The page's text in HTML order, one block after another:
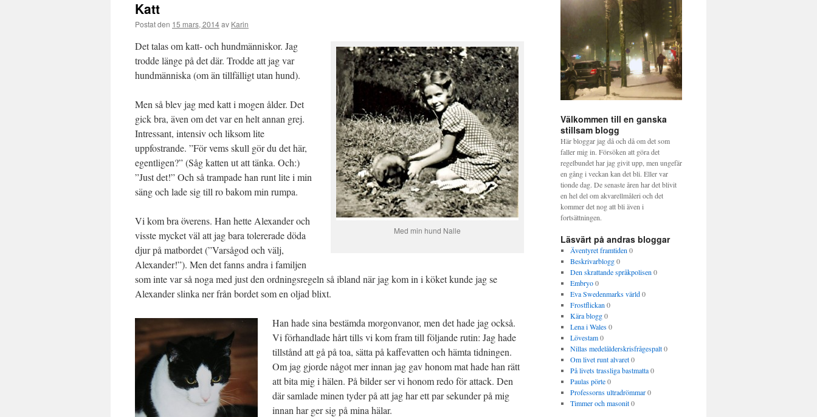
Katt
Postat den 15 mars, 2014av Karin
Med min hund Nalle
Det talas om katt- och hundmänniskor. Jag
trodde länge på det där. Trodde att jag var
hundmänniska (om än tillfälligt utan hund).
Men så blev jag med katt i mogen ålder. Det
gick bra, även om det var en helt annan grej.
Intressant, intensiv och liksom lite
uppfostrande. ”För vems skull gör du det här,
egentligen?” (Såg katten ut att tänka. Och:)
”Just det!” Och så trampade han runt lite i min
säng och lade sig till ro bakom min rumpa.
Vi kom bra överens. Han hette Alexander och
visste mycket väl att jag bara tolererade döda
djur på matbordet (”Varsågod och välj,
Alexander!”). Men det fanns andra i familjen
som inte var så noga med just den ordningsregeln så ibland när jag kom in i köket kunde jag se
Alexander slinka ner från bordet som en oljad blixt.
Han hade sina bestämda morgonvanor, men det hade jag också.
Vi förhandlade hårt tills vi kom fram till följande rutin: Jag hade
tillstånd att gå på toa, sätta på kaffevatten och hämta tidningen.
Om jag gjorde något mer innan jag gav honom mat hade han rätt
att bita mig i hälen. På bilder ser vi honom redo för attack. Den
där samlade minen tyder på att jag har ett par sekunder på mig
innan har ger sig på mina hälar.
Välkommen till en ganska
stillsam blogg
Här bloggar jag då och då om det som
faller mig in. Försöken att göra det
regelbundet har jag givit upp, men ungefär
en gång i veckan kan det bli. Eller var
tionde dag. De senaste åren har det blivit
en hel del om akvarellmåleri och det
kommer det nog att bli även i
fortsättningen.
Läsvärt på andras bloggar
Äventyret framtiden 0
Beskrivarblogg0
Den skrattande språkpolisen 0
Embryo0
Eva Swedenmarks värld0
Frostflickan 0
Kära blogg0
Lena i Wales0
Lövestam0
Nillas medelålderskrisfrågespalt0
Om livet runt alvaret0
På livets trassliga bastmatta0
Paulas pörte0
Professorns ultradrömmar0
Timmer och masonit0